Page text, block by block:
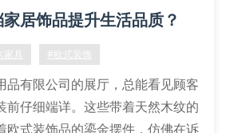
建议优先考虑北美黑胡桃或白橡
清晰，更能经得起时间考验。搭
居饰品提升生活品质？
具 #欧式装饰
品有限公司的展厅，总能看见顾客
前仔细端详。这些带着天然木纹的
欧式装饰品的鎏金摆件，仿佛在诉